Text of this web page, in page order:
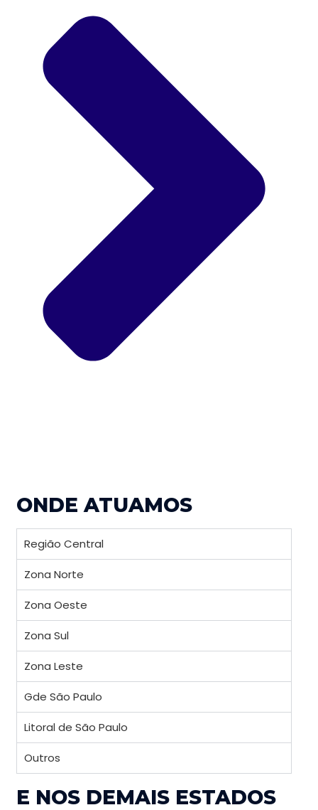
ONDE ATUAMOS
Região Central
Zona Norte
Zona Oeste
Zona Sul
Zona Leste
Gde São Paulo
Litoral de São Paulo
Outros
E NOS DEMAIS ESTADOS